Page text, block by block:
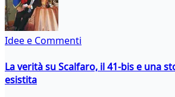
Idee e Commenti
La verità su Scalfaro, il 41-bis e una
esistita